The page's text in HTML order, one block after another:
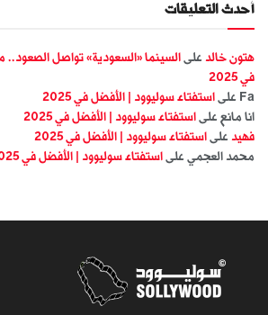
أحدث التعليقات
هتون خالد على السينما «السعودية» تواصل الصعود..
في 2025
Fa على استفتاء سوليوود | الأفضل في 2025
انا مانع على استفتاء سوليوود | الأفضل في 2025
فهيد على استفتاء سوليوود | الأفضل في 2025
محمد العجمي على استفتاء سوليوود | الأفضل في 2025